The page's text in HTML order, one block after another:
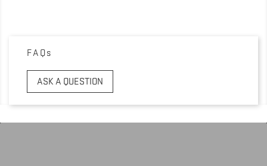
FAQs
ASK A QUESTION